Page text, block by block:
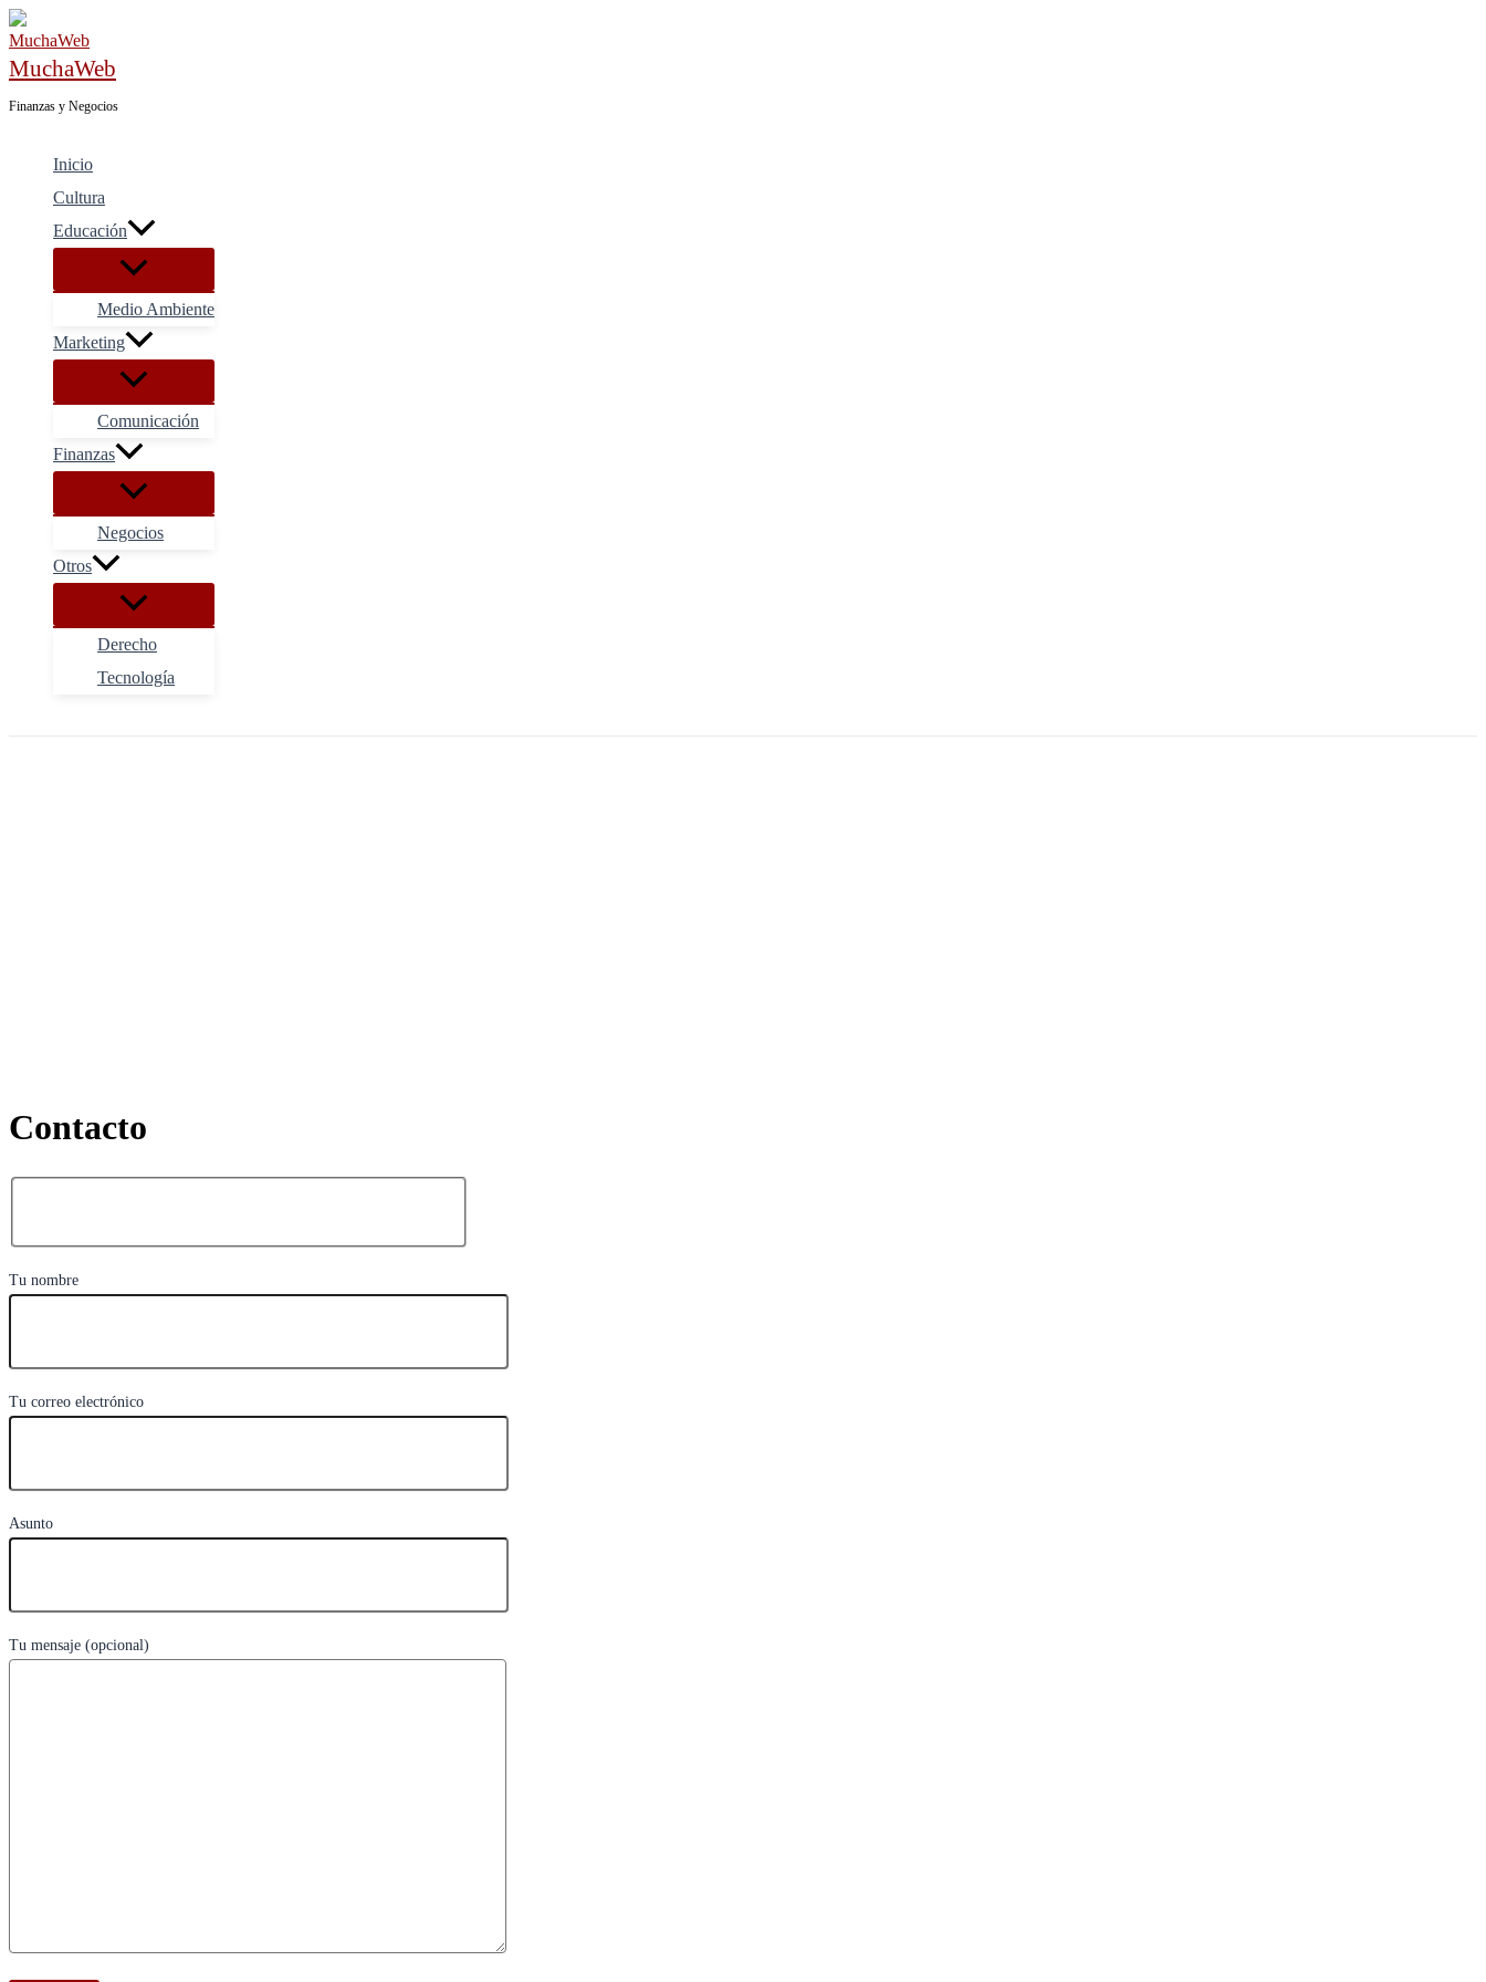
Ir
al
contenido
MuchaWeb
Finanzas y Negocios
Inicio
Cultura
Educación
Medio Ambiente
Marketing
Comunicación
Finanzas
Negocios
Otros
Derecho
Tecnología
Contacto
Tu nombre
Tu correo electrónico
Asunto
Tu mensaje (opcional)